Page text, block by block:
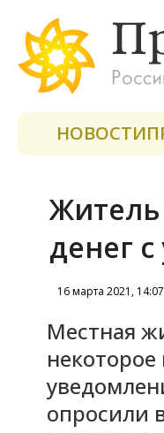
НОВОСТИ
денег
16 марта 2021, 14:07
Местная
опросили